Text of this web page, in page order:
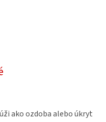
ako ozdoba alebo úkryt